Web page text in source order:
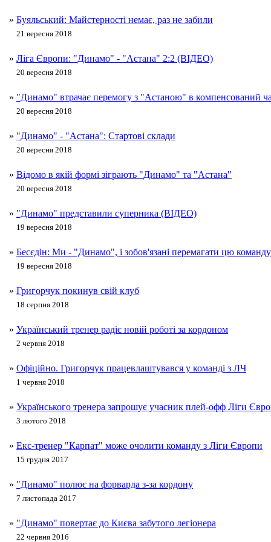
» Буяльський: Майстерності немає, раз не забили
21 вересня 2018
» Ліга Європи: "Динамо" - "Астана" 2:2 (ВІДЕО)
20 вересня 2018
» "Динамо" втрачає перемогу з "Астаною" в компенсований
20 вересня 2018
» "Динамо" - "Астана": Стартові склади
20 вересня 2018
» Відомо в якій формі зіграють "Динамо" та "Астана"
20 вересня 2018
» "Динамо" представили суперника (ВІДЕО)
19 вересня 2018
» Бесєдін: Ми - "Динамо", і зобов'язані перемагати цю команду
19 вересня 2018
» Григорчук покинув свій клуб
18 серпня 2018
» Український тренер радіє новій роботі за кордоном
2 червня 2018
» Офіційно. Григорчук працевлаштувався у команді з ЛЧ
1 червня 2018
» Українського тренера запрошує учасник плей-офф Ліги
3 лютого 2018
» Екс-тренер "Карпат" може очолити команду з Ліги Європи
15 грудня 2017
» "Динамо" полює на форварда з-за кордону
7 листопада 2017
» "Динамо" повертає до Києва забутого легіонера
22 червня 2016